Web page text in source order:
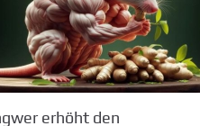
erhöht den